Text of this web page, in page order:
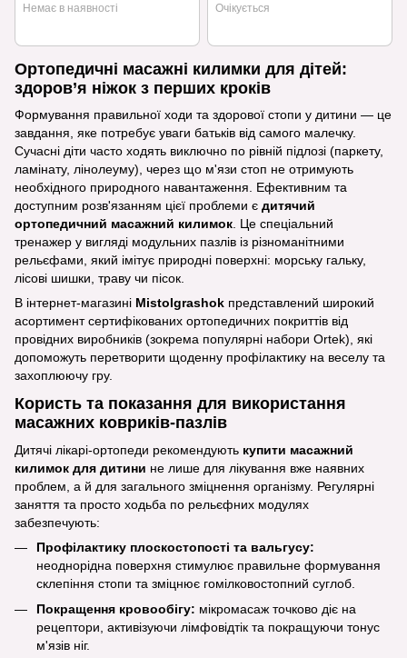
Немає в наявності Очікується
Ортопедичні масажні килимки для дітей:
здоров’я ніжок з перших кроків
Формування правильної ходи та здорової стопи у дитини — це
завдання, яке потребує уваги батьків від самого малечку.
Сучасні діти часто ходять виключно по рівній підлозі (паркету,
ламінату, лінолеуму), через що м'язи стоп не отримують
необхідного природного навантаження. Ефективним та
доступним розв'язанням цієї проблеми є дитячий
ортопедичний масажний килимок . Це спеціальний
тренажер у вигляді модульних пазлів із різноманітними
рельєфами, який імітує природні поверхні: морську гальку,
лісові шишки, траву чи пісок.
В інтернет-магазині MistoIgrashok представлений широкий
асортимент сертифікованих ортопедичних покриттів від
провідних виробників (зокрема популярні набори Ortek), які
допоможуть перетворити щоденну профілактику на веселу та
захоплюючу гру.
Користь та показання для використання
масажних ковриків-пазлів
Дитячі лікарі-ортопеди рекомендують купити масажний
килимок для дитини не лише для лікування вже наявних
проблем, а й для загального зміцнення організму. Регулярні
заняття та просто ходьба по рельєфних модулях
забезпечують:
Профілактику плоскостопості та вальгусу:
неоднорідна поверхня стимулює правильне формування
склепіння стопи та зміцнює гомілковостопний суглоб.
Покращення кровообігу: мікромасаж точково діє на
рецептори, активізуючи лімфовідтік та покращуючи тонус
м'язів ніг.